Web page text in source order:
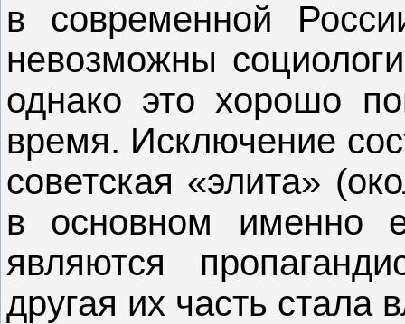
в современной
невозможны
однако это хорошо
время. Исключение
советская «элита»
в основном именно
являются
другая их часть